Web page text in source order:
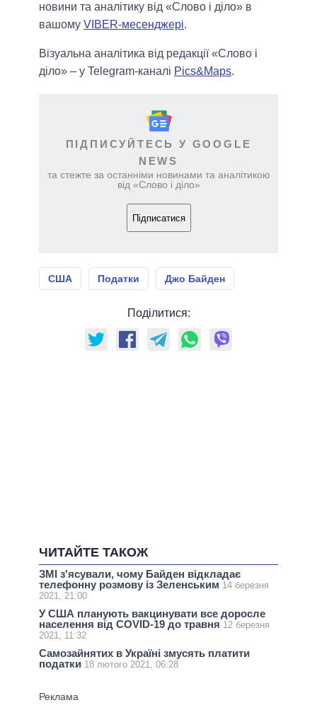
новини та аналітику від «Слово і діло» в
вашому VIBER-месенджері.
Візуальна аналітика від редакції «Слово і
діло» – у Telegram-каналі Pics&Maps.
ПІДПИСУЙТЕСЬ У GOOGLE
NEWS
та стежте за останніми новинами та аналітикою
від «Слово і діло»
Підписатися
США Податки Джо Байден
Поділитися:
ЧИТАЙТЕ ТАКОЖ
ЗМІ з'ясували, чому Байден відкладає
телефонну розмову із Зеленським 14 березня
2021, 21:00
У США планують вакцинувати все доросле
населення від COVID-19 до травня 12 березня
2021, 11:32
Самозайнятих в Україні змусять платити
податки 18 лютого 2021, 06:28